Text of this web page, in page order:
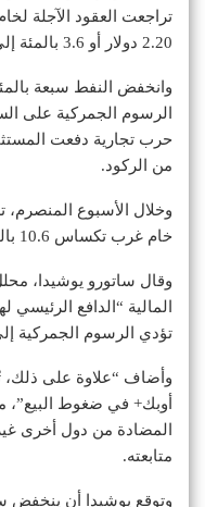
تراجعت العقود الآجلة
2.20 دولار أو 3.6 بالمئة إلى 59.79 دولار.
وانخفض النفط سبعة
الرسوم الجمركية على
حرب تجارية دفعت
من الركود.
خام غرب تكساس 10.6 بالمئة، بحسب بيانات وكالة رويترز.
وقال ساتورو يوشيدا،
المالية “الدافع
تؤدي الرسوم الجمركية
وأضاف “علاوة على ذلك،
أوبك+ في ضغوط البيع”،
المضادة من دول أخرى
متابعته.
وتوقع يوشيدا أن